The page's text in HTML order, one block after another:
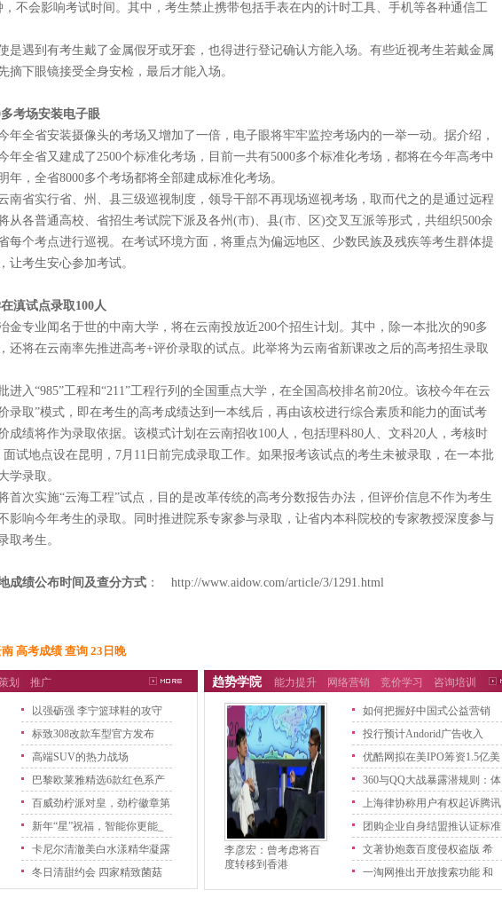
不会影响考试时间。其中，考生禁止携带包括手表在内的计时工具、手机等各种通信工
遇到有考生戴了金属假牙或牙套，也得进行登记确认方能入场。有些近视考生若戴金属
摘下眼镜接受全身安检，最后才能入场。
考场安装电子眼
全省安装摄像头的考场又增加了一倍，电子眼将牢牢监控考场内的一举一动。据介绍，
年全省又建成了2500个标准化考场，目前一共有5000多个标准化考场，都将在今年高考中
年，全省8000多个考场都将全部建成标准化考场。
省实行省、州、县三级巡视制度，领导干部不再现场巡视考场，取而代之的是通过远程
从各普通高校、省招生考试院下派及各州(市)、县(市、区)交叉互派等形式，共组织500余
每个考点进行巡视。在考试环境方面，将重点为偏远地区、少数民族及残疾等考生群体提
让考生安心参加考试。
滇试点录取100人
专业闻名于世的中南大学，将在云南投放近200个招生计划。其中，除一本批次的90多
还将在云南率先推进高考+评价录取的试点。此举将为云南省新课改之后的高考招生录取
入“985”工程和“211”工程行列的全国重点大学，在全国高校排名前20位。该校今年在云
录取”模式，即在考生的高考成绩达到一本线后，再由该校进行综合素质和能力的面试考
成绩将作为录取依据。该模式计划在云南招收100人，包括理科80人、文科20人，考核时
面试地点设在昆明，7月11日前完成录取工作。如果报考该试点的考生未被录取，在一本批
学录取。
次实施“云海工程”试点，目的是改革传统的高考分数报告办法，但评价信息不作为考生
影响今年考生的录取。同时推进院系专家参与录取，让省内本科院校的专家教授深度参与
取考生。
成绩公布时间及查分方式 ： http://www.aidow.com/article/3/1291.html
高考成绩 查询 23日晚
划 推广
以强砺强 李宁篮球鞋的攻守
之
标致308改款车型官方发布
高端SUV的热力战场
巴黎欧莱雅精选6款红色系产
品
百威劲柠派对皇，劲柠徽章第
二
新年“星”祝福，智能你更能_
卡尼尔清澈美白水漾精华凝露
上
冬日清甜约会 四家精致菌菇
趋势学院 能力提升 网络营销 竞价学习 咨询培训
李彦宏：曾考虑将百
度转移到香港
如何把握好中国式公益营销
投行预计Andorid广告收入
2012
优酷网拟在美IPO筹资1.5亿美
元
360与QQ大战暴露潜规则：体
制
上海律协称用户有权起诉腾讯
和
团购企业自身结盟推认证标准
被
文著协炮轰百度侵权盗版 希
望
一淘网推出开放搜索功能 和